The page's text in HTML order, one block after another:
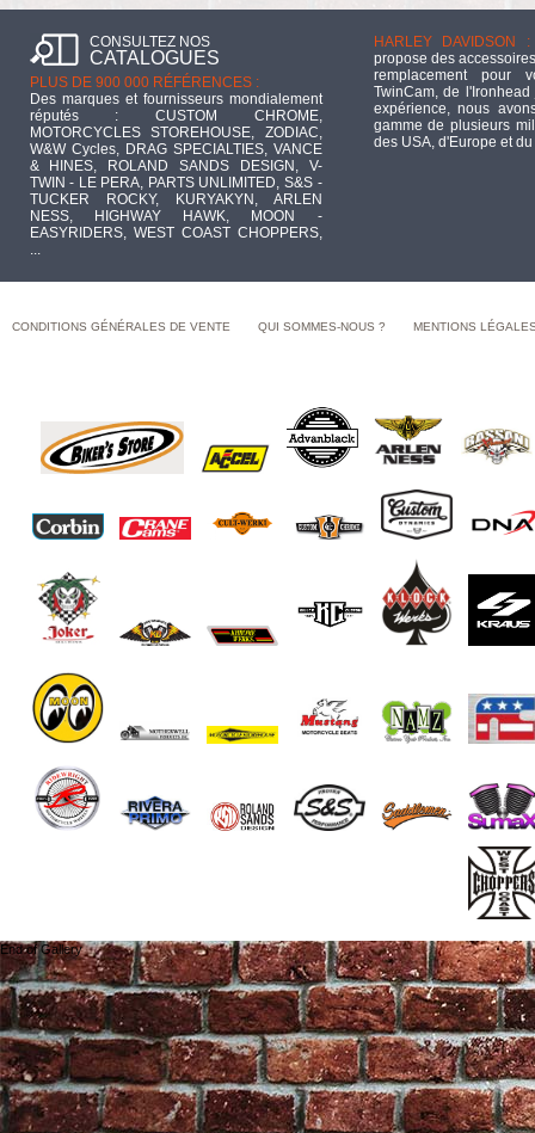
CONSULTEZ NOS
CATALOGUES
PLUS DE 900 000 RÉFÉRENCES :
Des marques et fournisseurs mondialement
réputés : CUSTOM CHROME,
MOTORCYCLES STOREHOUSE, ZODIAC,
W&W Cycles, DRAG SPECIALTIES, VANCE
& HINES, ROLAND SANDS DESIGN, V-
TWIN - LE PERA, PARTS UNLIMITED, S&S -
TUCKER ROCKY, KURYAKYN, ARLEN
NESS, HIGHWAY HAWK, MOON -
EASYRIDERS, WEST COAST CHOPPERS,
...
HARLEY DAVIDSON :
propose des
remplacement pour
TwinCam, de
expérience, nous
gamme de plusieurs
des USA, d'Europe et
CONDITIONS GÉNÉRALES DE VENTE QUI SOMMES-NOUS ? MENTIONS
End of Gallery